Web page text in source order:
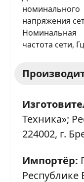
номинального
напряжения
Номинальная
частота сети, Гц
Техника»;
224002, г.
Импортёр:
Республике